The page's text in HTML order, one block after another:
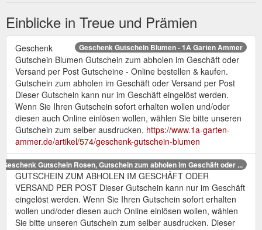
Einblicke in Treue und Prämien
Geschenk Gutschein Blumen - 1A Garten Ammer
Geschenk
Gutschein Blumen Gutschein zum abholen im Geschäft oder
Versand per Post Gutscheine - Online bestellen & kaufen.
Gutschein zum abholen im Geschäft oder Versand per Post
Dieser Gutschein kann nur im Geschäft eingelöst werden.
Wenn Sie Ihren Gutschein sofort erhalten wollen und/oder
diesen auch Online einlösen wollen, wählen Sie bitte unseren
Gutschein zum selber ausdrucken. https://www.1a-garten-
ammer.de/artikel/574/geschenk-gutschein-blumen
Geschenk Gutschein Rosen, Gutschein zum abholen im Geschäft oder ...
GUTSCHEIN ZUM ABHOLEN IM GESCHÄFT ODER
VERSAND PER POST Dieser Gutschein kann nur im Geschäft
eingelöst werden. Wenn Sie Ihren Gutschein sofort erhalten
wollen und/oder diesen auch Online einlösen wollen, wählen
Sie bitte unseren Gutschein zum selber ausdrucken. Dieser